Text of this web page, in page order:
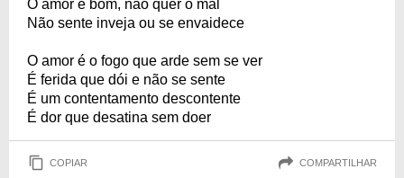
O amor é bom, não quer o mal
Não sente inveja ou se envaidece
O amor é o fogo que arde sem se ver
É ferida que dói e não se sente
É um contentamento descontente
É dor que desatina sem doer
COPIAR COMPARTILHAR